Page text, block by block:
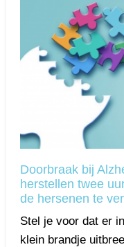
Doorbraak bij
herstellen twee
de hersenen te
Stel je voor dat er
klein brandje